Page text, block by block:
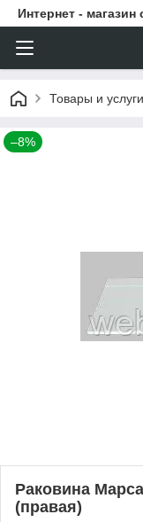
Интернет -
Товары и услуги
–8%
Раковина
(правая)